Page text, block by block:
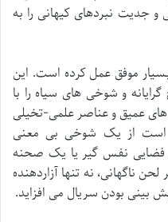
جدیت نبردهای کیهانی را به
بسیار موفق عمل کرده است. این
و شوخی های سیاه را با
عمیق و عناصر علمی-تخیلی
از یک شوخی بی معنی
فضایی نفس گیر یا یک صحنه
ناگهانی، نه تنها آزاردهنده
بینی بودن سریال می افزاید.